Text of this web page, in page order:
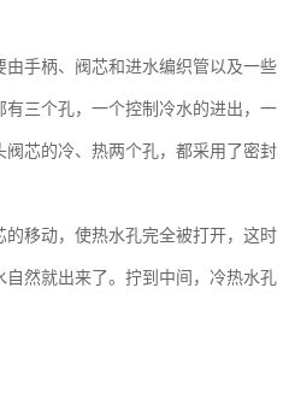
手柄、阀芯和进水编织管以及一些
三个孔，一个控制冷水的进出，一
芯的冷、热两个孔，都采用了密封
移动，使热水孔完全被打开，这时
然就出来了。拧到中间，冷热水孔